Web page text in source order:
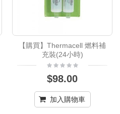
【購買】Thermacell 燃料補
充裝(24小時)
$98.00
加入購物車